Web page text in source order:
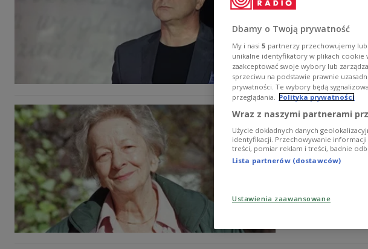
Zofia Bałdyga
Niemiec za
Szymborskiej.
Zobacz więcej na
30 lat
W roku 1996
- poetka była
z ironiczną
literatura
Dbamy o Twoją prywatność
My i nasi 5 partnerzy przechowujemy
unikalne identyfikatory w plikach cookie
zaakceptować swoje wybory lub
sprzeciwu na podstawie prawnie
prywatności. Te wybory będą
przeglądania. Polityka prywatności
Wraz z naszymi partnerami
Użycie dokładnych danych
identyfikacji. Przechowywanie
treści, pomiar reklam i treści, badnie
Lista partnerów (dostawców)
Ustawienia zaawansowane